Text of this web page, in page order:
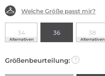
Welche Größe passt mir?
34
Alternativen
36 38
Alternativen
Größenbeurteilung: ?